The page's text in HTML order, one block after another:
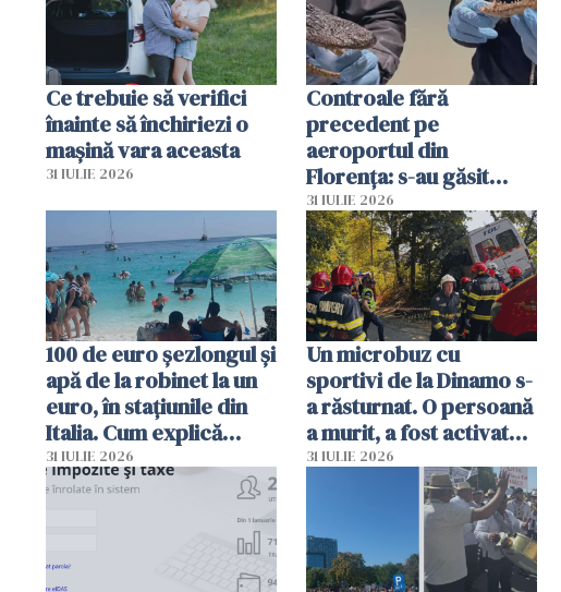
Ce trebuie să verifici
înainte să închiriezi o
mașină vara aceasta
31 IULIE 2026
Controale fără
precedent pe
aeroportul din
Florența: s-au găsit
capete de aligator și o
sumă imensă de bani
31 IULIE 2026
100 de euro șezlongul și
apă de la robinet la un
euro, în stațiunile din
Italia. Cum explică
autoritățile
31 IULIE 2026
Un microbuz cu
sportivi de la Dinamo s-
a răsturnat. O persoană
a murit, a fost activat
planul roșu de
31 IULIE 2026